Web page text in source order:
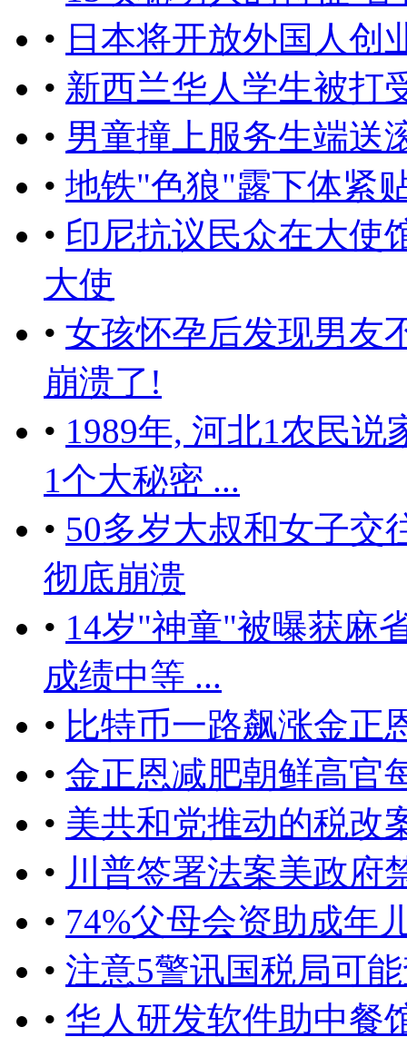
• 日本将开放外国人创
• 新西兰华人学生被打
• 男童撞上服务生端送
• 地铁"色狼"露下体紧
• 印尼抗议民众在大使
大使
• 女孩怀孕后发现男友
崩溃了!
• 1989年, 河北1农民说
1个大秘密 ...
• 50多岁大叔和女子交
彻底崩溃
• 14岁"神童"被曝获麻
成绩中等 ...
• 比特币一路飙涨金正
• 金正恩减肥朝鲜高官
• 美共和党推动的税改
• 川普签署法案美政府
• 74%父母会资助成年
• 注意5警讯国税局可
• 华人研发软件助中餐